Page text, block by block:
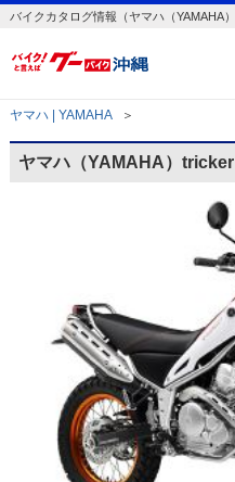
バイクカタログ情報（ヤマハ（YAMAHA
ヤマハ | YAMAHA ＞
ヤマハ（YAMAHA）